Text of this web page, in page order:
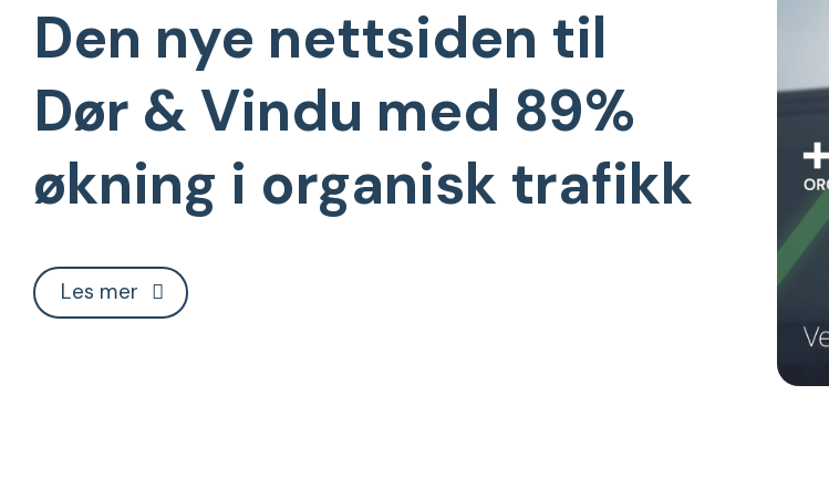
Den nye nettsiden til
Dør & Vindu med 89%
økning i organisk trafikk
Les mer